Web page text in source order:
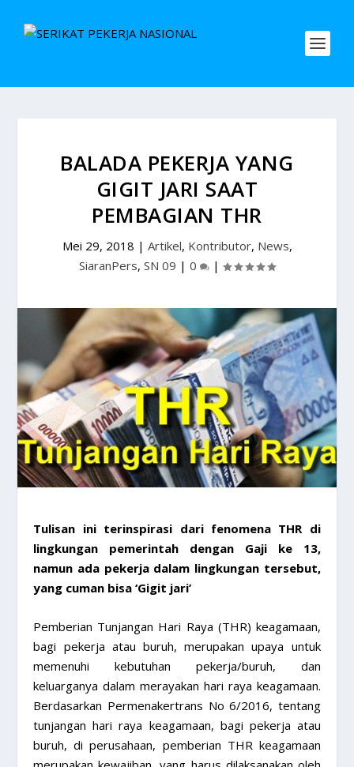
BALADA PEKERJA YANG
GIGIT JARI SAAT
PEMBAGIAN THR
Mei 29, 2018 | Artikel, Kontributor, News,
SiaranPers, SN 09 | 0 |
Tulisan ini terinspirasi dari fenomena THR di
lingkungan pemerintah dengan Gaji ke 13,
namun ada pekerja dalam lingkungan tersebut,
yang cuman bisa ‘Gigit jari’
Pemberian Tunjangan Hari Raya (THR) keagamaan,
bagi pekerja atau buruh, merupakan upaya untuk
memenuhi kebutuhan pekerja/buruh, dan
keluarganya dalam merayakan hari raya keagamaan.
Berdasarkan Permenakertrans No 6/2016, tentang
tunjangan hari raya keagamaan, bagi pekerja atau
buruh, di perusahaan, pemberian THR keagamaan